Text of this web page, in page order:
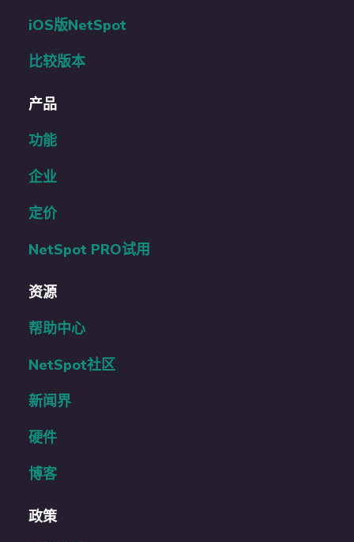
iOS版NetSpot
比较版本
产品
功能
企业
定价
NetSpot PRO试用
资源
帮助中心
NetSpot社区
新闻界
硬件
博客
政策